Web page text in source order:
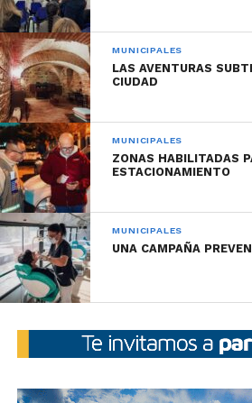
MUNICIPALES
LAS AVENTURAS
CIUDAD
MUNICIPALES
ZONAS HABILITADAS
ESTACIONAMIENTO
MUNICIPALES
UNA CAMPAÑA